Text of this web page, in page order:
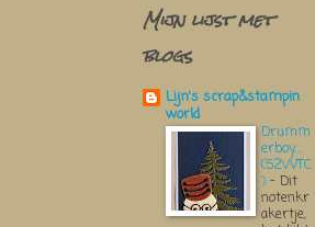
Mijn lijst met
blogs
Lijn's scrap&stampin
world
Drumm
erboy....
(52WTC
) - Dit
notenkr
akertje,